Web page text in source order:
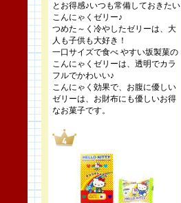
とお得感♪いつも常備しておきたい
こんにゃくゼリー♪
つめた～く冷やしたゼリーは、大
人も子供も大好き！
一口サイズで食べ やすい坂製菓の
こんにゃくゼリーは、透明でカラ
フルでかわいい♪
こんにゃく効果で、お腹に優しい
ゼリーは、お財布にも優しいお得
なお菓子です。